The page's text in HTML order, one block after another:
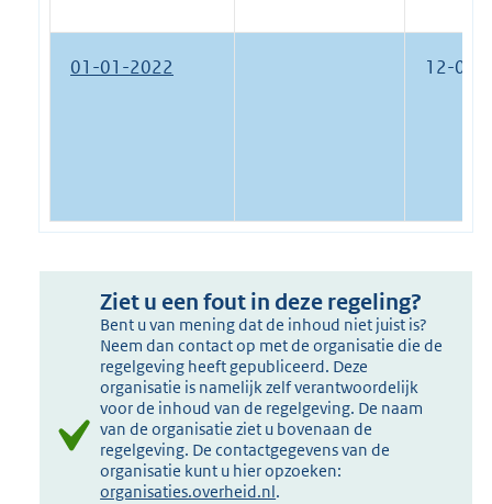
01-01-2022 12-07-
Ziet u een fout in deze regeling?
Bent u van mening dat de inhoud niet juist is?
Neem dan contact op met de organisatie die de
regelgeving heeft gepubliceerd. Deze
organisatie is namelijk zelf verantwoordelijk
voor de inhoud van de regelgeving. De naam
van de organisatie ziet u bovenaan de
regelgeving. De contactgegevens van de
organisatie kunt u hier opzoeken:
organisaties.overheid.nl.